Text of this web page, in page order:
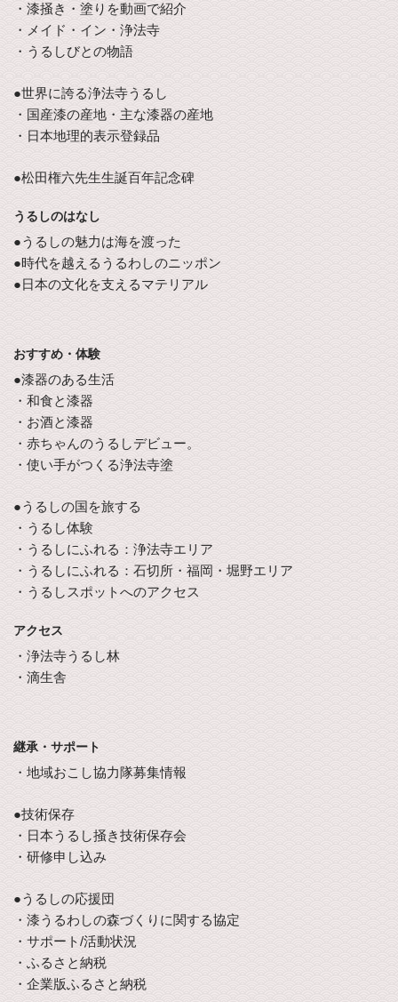
・漆掻き・塗りを動画で紹介
・メイド・イン・浄法寺
・うるしびとの物語
●世界に誇る浄法寺うるし
・国産漆の産地・主な漆器の産地
・日本地理的表示登録品
●松田権六先生生誕百年記念碑
うるしのはなし
●うるしの魅力は海を渡った
●時代を越えるうるわしのニッポン
●日本の文化を支えるマテリアル
おすすめ・体験
●漆器のある生活
・和食と漆器
・お酒と漆器
・赤ちゃんのうるしデビュー。
・使い手がつくる浄法寺塗
●うるしの国を旅する
・うるし体験
・うるしにふれる：浄法寺エリア
・うるしにふれる：石切所・福岡・堀野エリア
・うるしスポットへのアクセス
アクセス
・浄法寺うるし林
・滴生舎
継承・サポート
・地域おこし協力隊募集情報
●技術保存
・日本うるし掻き技術保存会
・研修申し込み
●うるしの応援団
・漆うるわしの森づくりに関する協定
・サポート/活動状況
・ふるさと納税
・企業版ふるさと納税